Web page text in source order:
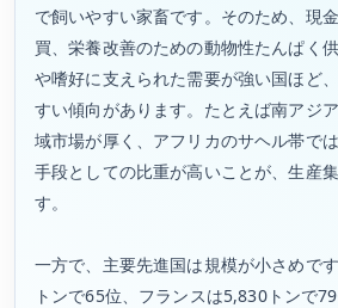
で飼いやすい家畜です。そのため、現
買、栄養改善のための動物性たんぱく
や嗜好に支えられた需要が強い国ほど
すい傾向があります。たとえば南アジ
域市場が厚く、アフリカのサヘル帯で
手段としての比重が高いことが、生産
す。
一方で、主要先進国は規模が小さめで
トンで65位、フランスは5,830トンで